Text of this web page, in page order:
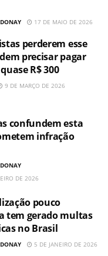
17 DE MAIO DE 2026
perderem esse
precisar pagar
R$ 300
9 DE MARÇO DE 2026
confundem esta
infração
DE 2026
pouco
tem gerado multas
no Brasil
5 DE JANEIRO DE 2026